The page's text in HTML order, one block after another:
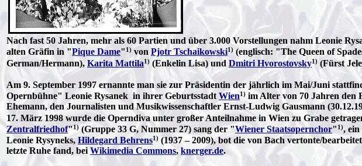
Nach fast 50 Jahren, mehr als 60 Partien und über 3.000 Vorstellungen nahm Leonie
alten Gräfin in "Pique Dame" 1) von Pjotr Tschaikowski1) (englisch: "The Queen of
German/Hermann), Karita Mattila1) (Enkelin Lisa) und Dmitri Hvorostovsky1) (Fürst
Am 9. September 1997 ernannte man sie zur Präsidentin der jährlich im Mai/Juni
Opernbühne" Leonie Rysanek in ihrer Geburtsstadt Wien1) im Alter von 70 Jahren den
Ehemann, den Journalisten und Musikwissenschaftler Ernst-Ludwig Gausmann
17. März 1998 wurde die Operndiva unter großer Anteilnahme in Wien zu Grabe
Zentralfriedhof"1) (Gruppe 33 G, Nummer 27) sang der "Wiener Staatsopernchor" 1), ein
Leonie Rysyneks, Hildegard Behrens1) (1937 – 2009), bot die von Bach vertonte/
letzte Ruhe fand, bei Wikimedia Commons, knerger.de.